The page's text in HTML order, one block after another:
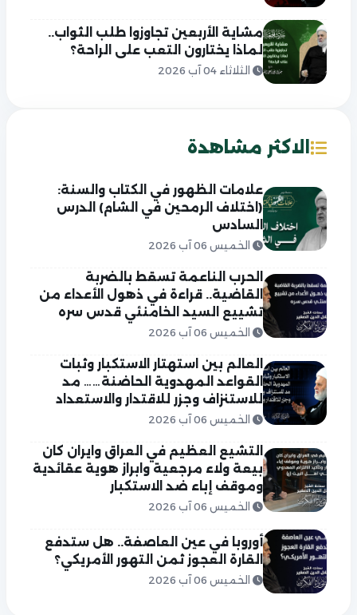
مشاية الأربعين تجاوزوا طلب الثواب..
لماذا يختارون التعب على الراحة؟
الثلاثاء 04 آب 2026
الاكثر مشاهدة
علامات الظهور في الكتاب والسنة:
(اختلاف الرمحين في الشام) الدرس
السادس
الخميس 06 آب 2026
الحرب الناعمة تسقط بالضربة
القاضية.. قراءة في ذهول الأعداء من
تشييع السيد الخامنئي قدس سره
الخميس 06 آب 2026
العالم بين استهتار الاستكبار وثبات
القواعد المهدوية الحاضنة…… مد
للاستنزاف وجزر للاقتدار والاستعداد
الخميس 06 آب 2026
التشيع العظيم في العراق وايران كان
بيعة ولاء مرجعية وابراز هوية عقائدية
وموقف إباء ضد الاستكبار
الخميس 06 آب 2026
أوروبا في عين العاصفة.. هل ستدفع
القارة العجوز ثمن التهور الأمريكي؟
الخميس 06 آب 2026